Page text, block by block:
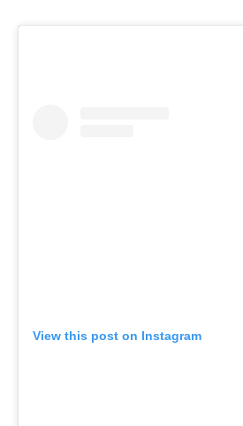
View this post on Instagram